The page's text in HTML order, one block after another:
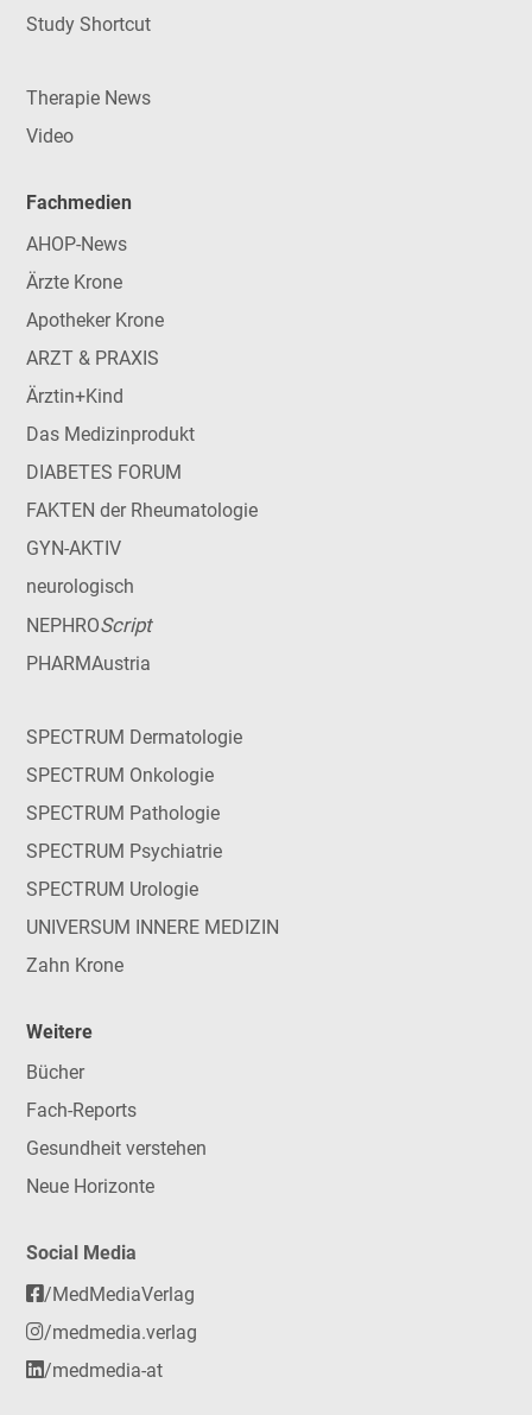
Study Shortcut
Therapie News
Video
Fachmedien
AHOP-News
Ärzte Krone
Apotheker Krone
ARZT & PRAXIS
Ärztin+Kind
Das Medizinprodukt
DIABETES FORUM
FAKTEN der Rheumatologie
GYN-AKTIV
neurologisch
NEPHROScript
PHARMAustria
SPECTRUM Dermatologie
SPECTRUM Onkologie
SPECTRUM Pathologie
SPECTRUM Psychiatrie
SPECTRUM Urologie
UNIVERSUM INNERE MEDIZIN
Zahn Krone
Weitere
Bücher
Fach-Reports
Gesundheit verstehen
Neue Horizonte
Social Media
/MedMediaVerlag
/medmedia.verlag
/medmedia-at